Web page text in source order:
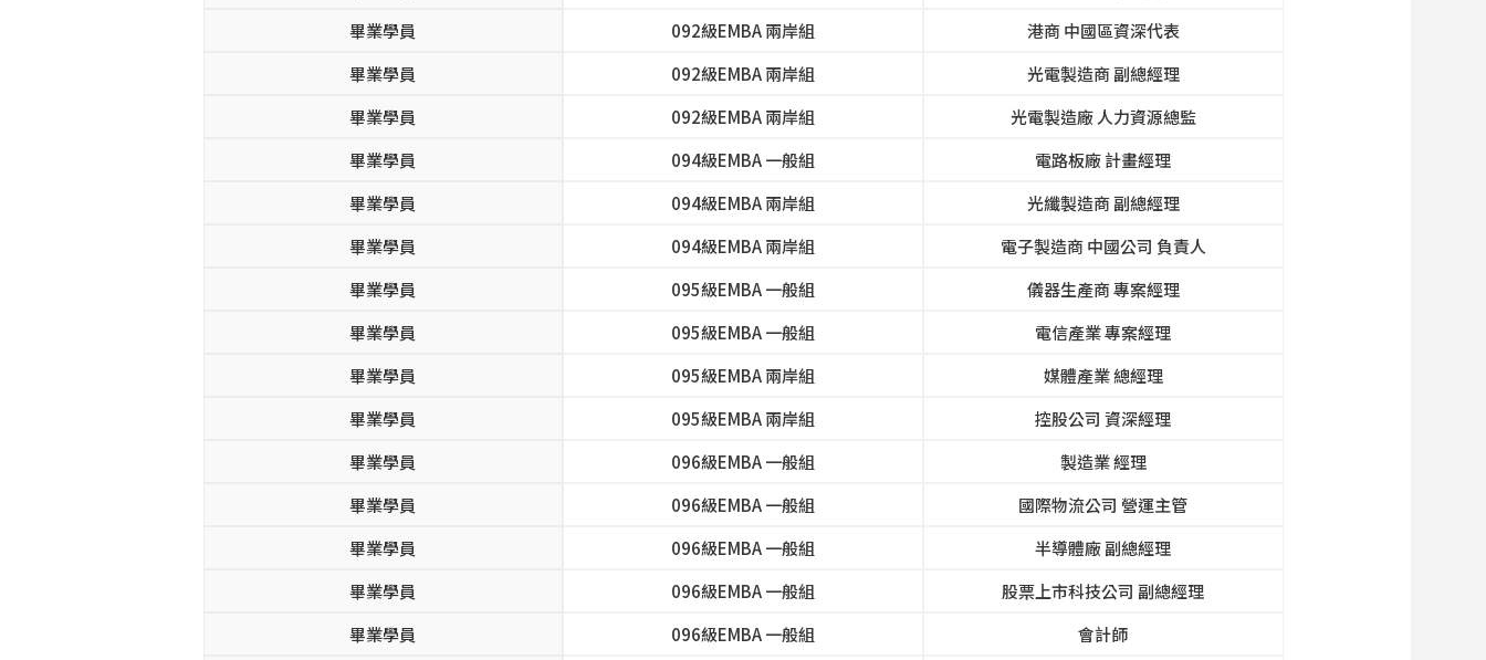
畢業學員
092級EMBA 兩岸組
港商 中國區資深代表
畢業學員
092級EMBA 兩岸組
光電製造商 副總經理
畢業學員
092級EMBA 兩岸組
光電製造廠 人力資源總監
畢業學員
094級EMBA 一般組
電路板廠 計畫經理
畢業學員
094級EMBA 兩岸組
光纖製造商 副總經理
畢業學員
094級EMBA 兩岸組
電子製造商 中國公司 負責人
畢業學員
095級EMBA 一般組
儀器生產商 專案經理
畢業學員
095級EMBA 一般組
電信產業 專案經理
畢業學員
095級EMBA 兩岸組
媒體產業 總經理
畢業學員
095級EMBA 兩岸組
控股公司 資深經理
畢業學員
096級EMBA 一般組
製造業 經理
畢業學員
096級EMBA 一般組
國際物流公司 營運主管
畢業學員
096級EMBA 一般組
半導體廠 副總經理
畢業學員
096級EMBA 一般組
股票上市科技公司 副總經理
畢業學員
096級EMBA 一般組
會計師